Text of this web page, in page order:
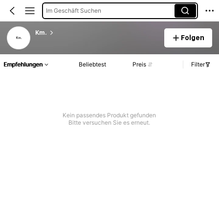
Im Geschäft Suchen
Km.
Folgen
Empfehlungen Beliebtest Preis Filter
Kein passendes Produkt gefunden
Bitte versuchen Sie es erneut.